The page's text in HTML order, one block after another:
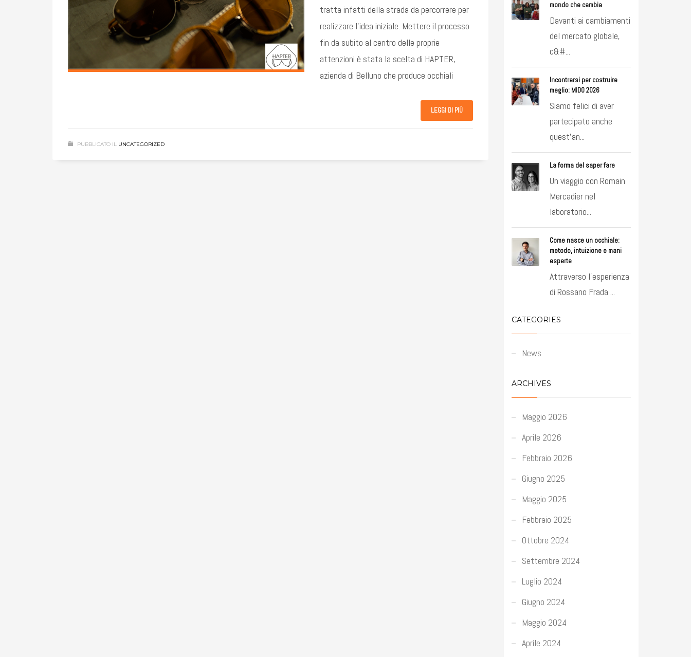
tratta infatti della strada da percorrere per
realizzare l’idea iniziale. Mettere il processo
fin da subito al centro delle proprie
attenzioni è stata la scelta di HAPTER,
azienda di Belluno che produce occhiali
LEGGI DI PIÙ
PUBBLICATO IL UNCATEGORIZED
mondo che cambia
Davanti ai cambiamenti
del mercato globale,
c&#...
Incontrarsi per costruire
meglio: MIDO 2026
Siamo felici di aver
partecipato anche
quest’an...
La forma del saper fare
Un viaggio con Romain
Mercadier nel
laboratorio...
Come nasce un occhiale:
metodo, intuizione e mani
esperte
Attraverso l’esperienza
di Rossano Frada ...
CATEGORIES
News
ARCHIVES
Maggio 2026
Aprile 2026
Febbraio 2026
Giugno 2025
Maggio 2025
Febbraio 2025
Ottobre 2024
Settembre 2024
Luglio 2024
Giugno 2024
Maggio 2024
Aprile 2024